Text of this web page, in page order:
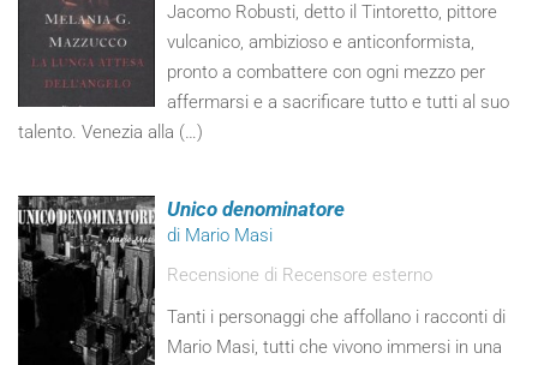
Jacomo Robusti, detto il Tintoretto, pittore
vulcanico, ambizioso e anticonformista,
pronto a combattere con ogni mezzo per
affermarsi e a sacrificare tutto e tutti al suo
talento. Venezia alla (…)
Unico denominatore
di Mario Masi
Recensione di Recensore esterno
Tanti i personaggi che affollano i racconti di
Mario Masi, tutti che vivono immersi in una